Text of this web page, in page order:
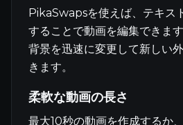
PikaSwapsを使えば、テキス
することで動画を編集できま
背景を迅速に変更して新しい
きます。
柔軟な動画の長さ
最大10秒の動画を作成するか